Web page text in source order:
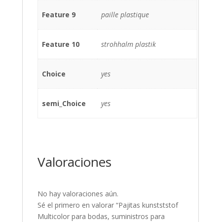
Feature 9 paille plastique
Feature 10 strohhalm plastik
Choice yes
semi_Choice yes
Valoraciones
No hay valoraciones aún.
Sé el primero en valorar “Pajitas kunstststof
Multicolor para bodas, suministros para